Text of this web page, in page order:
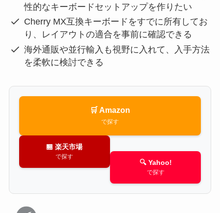
性的なキーボードセットアップを作りたい
Cherry MX互換キーボードをすでに所有してお
り、レイアウトの適合を事前に確認できる
海外通販や並行輸入も視野に入れて、入手方法
を柔軟に検討できる
🛒 Amazon
で探す
🏪 楽天市場
で探す
🔍 Yahoo!
で探す